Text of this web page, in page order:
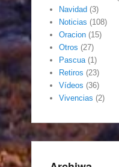
Navidad (3)
Noticias (108)
Oracion (15)
Otros (27)
Pascua(1)
Retiros (23)
Vídeos (36)
Vivencias (2)